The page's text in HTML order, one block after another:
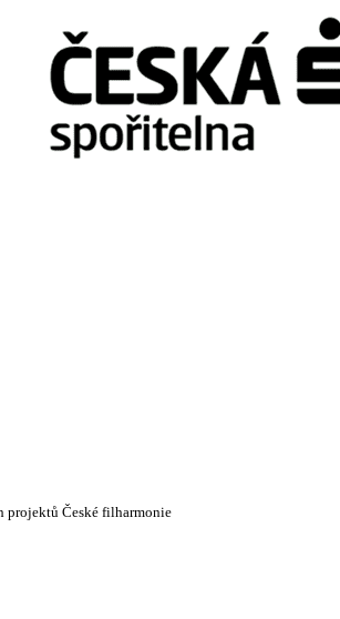
projektů České filharmonie